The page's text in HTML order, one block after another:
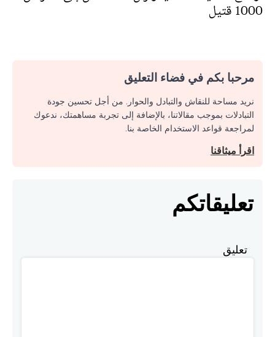
1000 قتيل
مرحبا بكم في فضاء التعليق
نريد مساحة للنقاش والتبادل والحوار. من أجل تحسين جودة
التبادلات بموجب مقالاتنا، بالإضافة إلى تجربة مساهمتك، ندعوك
لمراجعة قواعد الاستخدام الخاصة بنا.
اقرأ ميثاقنا
تعليقاتكم
تعليق